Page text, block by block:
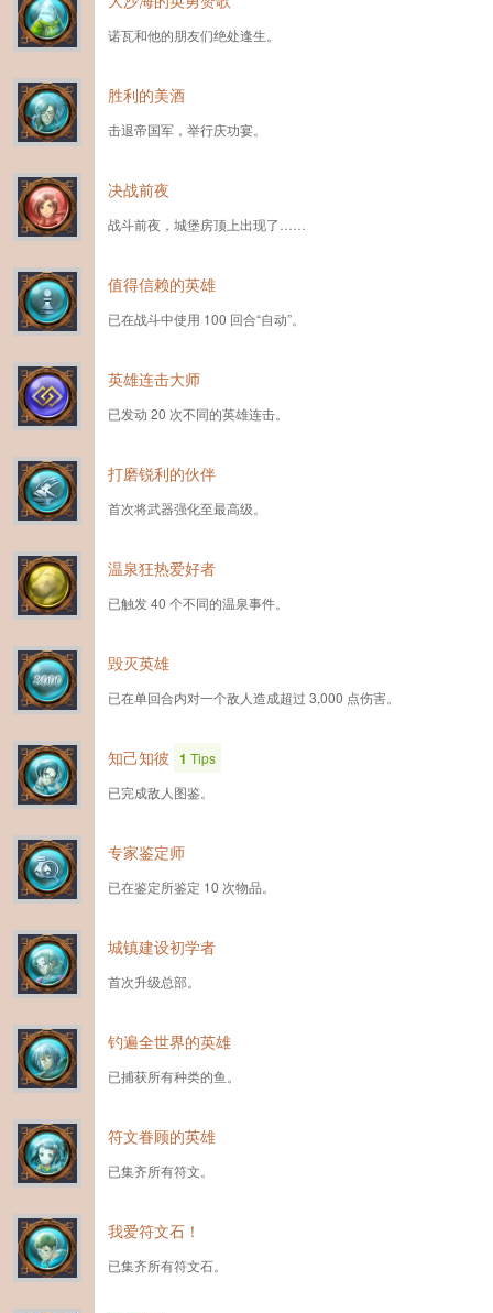
诺瓦和他的朋友们绝处逢生。
胜利的美酒
击退帝国军，举行庆功宴。
决战前夜
战斗前夜，城堡房顶上出现了……
值得信赖的英雄
已在战斗中使用 100 回合“自动”。
英雄连击大师
已发动 20 次不同的英雄连击。
打磨锐利的伙伴
首次将武器强化至最高级。
温泉狂热爱好者
已触发 40 个不同的温泉事件。
毁灭英雄
已在单回合内对一个敌人造成超过 3,000 点伤害。
知己知彼 1 Tips
已完成敌人图鉴。
专家鉴定师
已在鉴定所鉴定 10 次物品。
城镇建设初学者
首次升级总部。
钓遍全世界的英雄
已捕获所有种类的鱼。
符文眷顾的英雄
已集齐所有符文。
我爱符文石！
已集齐所有符文石。